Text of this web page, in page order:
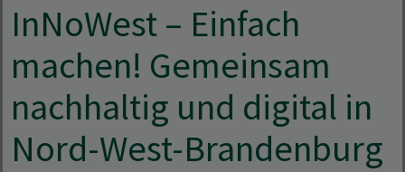
InNoWest – Einfach
machen! Gemeinsam
nachhaltig und digital in
Nord-West-Brandenburg